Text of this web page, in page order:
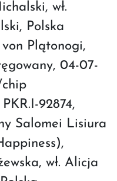
wł.
Polska
Plątonogi,
04-07-
92874,
Salomei Lisiura
wł. Alicja